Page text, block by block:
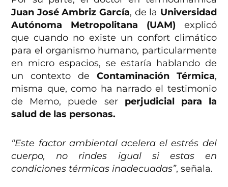
Juan José Ambriz García, de la Universidad
Autónoma Metropolitana (UAM) explicó
que cuando no existe un confort climático
para el organismo humano, particularmente
en micro espacios, se estaría hablando de
un contexto de Contaminación Térmica,
misma que, como ha narrado el testimonio
de Memo, puede ser perjudicial para la
salud de las personas.
“Este factor ambiental acelera el estrés del
cuerpo, no rindes igual si estas en
condiciones térmicas inadecuadas”, señala.